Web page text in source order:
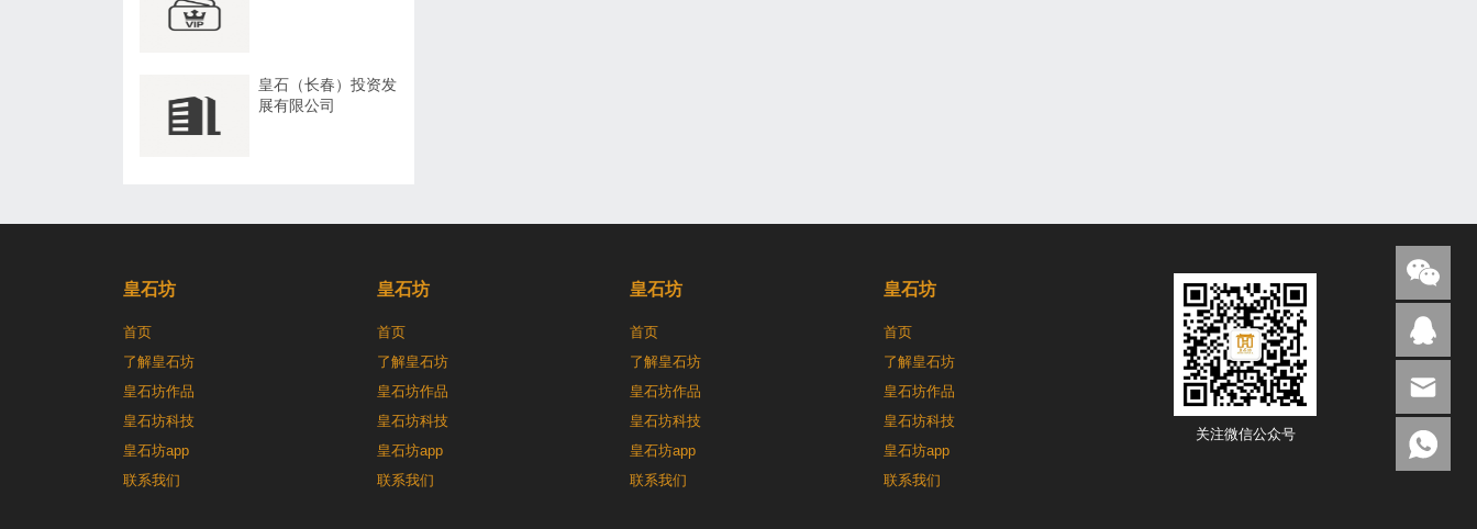
皇石（长春）投资发
展有限公司
皇石坊
首页
了解皇石坊
皇石坊作品
皇石坊科技
皇石坊app
联系我们
皇石坊
首页
了解皇石坊
皇石坊作品
皇石坊科技
皇石坊app
联系我们
皇石坊
首页
了解皇石坊
皇石坊作品
皇石坊科技
皇石坊app
联系我们
皇石坊
首页
了解皇石坊
皇石坊作品
皇石坊科技
皇石坊app
联系我们
关注微信公众号